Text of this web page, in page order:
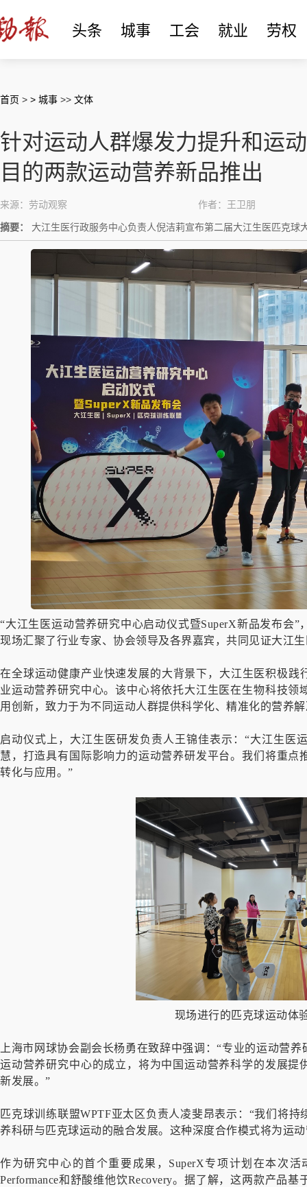
头条 城事 工会 就业 劳权
首页 > > 城事 >> 文体
针对运动人群爆发力提升和运
目的两款运动营养新品推出
来源：劳动观察 作者：王卫朋
摘要： 大江生医行政服务中心负责人倪洁莉宣布第二届大江生医匹克球
“大江生医运动营养研究中心启动仪式暨SuperX新品发布会
现场汇聚了行业专家、协会领导及各界嘉宾，共同见证大江
在全球运动健康产业快速发展的大背景下，大江生医积极践
业运动营养研究中心。该中心将依托大江生医在生物科技
用创新，致力于为不同运动人群提供科学化、精准化的营养
启动仪式上，大江生医研发负责人王锦佳表示：“大江生医
慧，打造具有国际影响力的运动营养研发平台。我们将重
转化与应用。”
现场进行的匹克球运动体
上海市网球协会副会长杨勇在致辞中强调：“专业的运动营
运动营养研究中心的成立，将为中国运动营养科学的发展
新发展。”
匹克球训练联盟WPTF亚太区负责人凌斐昂表示：“我们将
养科研与匹克球运动的融合发展。这种深度合作模式将为运
作为研究中心的首个重要成果，SuperX专项计划在本次
Performance和舒酸维他饮Recovery。据了解，这两款产品